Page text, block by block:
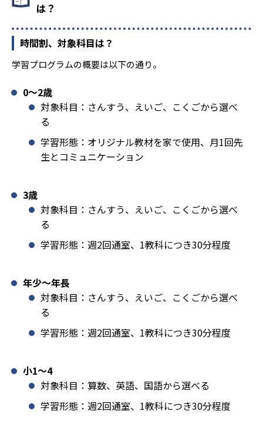
は？
時間割、対象科目は？
学習プログラムの概要は以下の通り。
0〜2歳
対象科目：さんすう、えいご、こくごから選べ
る
学習形態：オリジナル教材を家で使用、月1回先
生とコミュニケーション
3歳
対象科目：さんすう、えいご、こくごから選べ
る
学習形態：週2回通室、1教科につき30分程度
年少〜年長
対象科目：さんすう、えいご、こくごから選べ
る
学習形態：週2回通室、1教科につき30分程度
小1️〜4
対象科目：算数、英語、国語から選べる
学習形態：週2回通室、1教科につき30分程度